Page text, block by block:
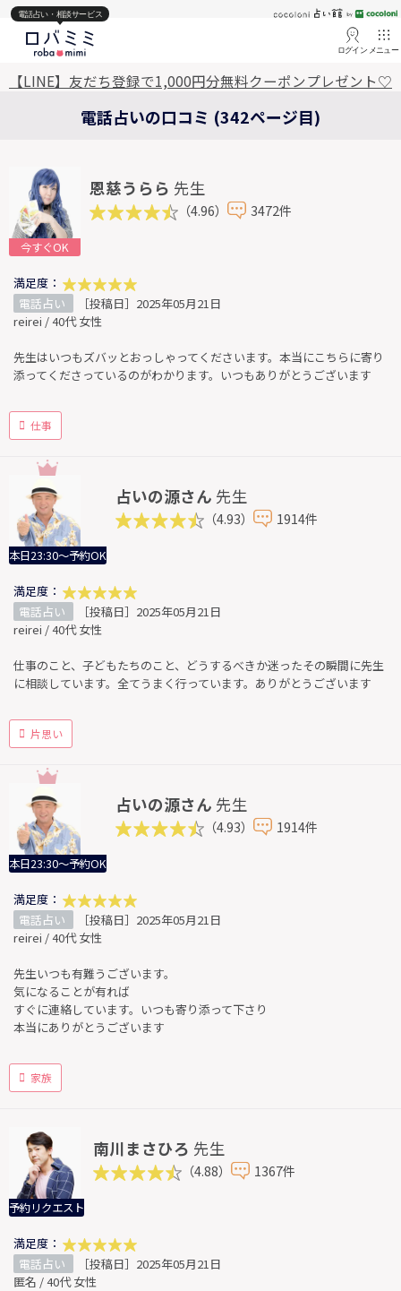
電話占い・相談サービス
ログイン メニュー
【LINE】友だち登録で1,000円分無料クーポンプレゼント♡
電話占いの口コミ (342ページ目)
今すぐOK
恩慈うらら 先生
（4.96） 3472件
満足度：
電話占い
［投稿日］2025年05月21日
reirei / 40代 女性
先生はいつもズバッとおっしゃってくださいます。本当にこちらに寄り
添ってくださっているのがわかります。いつもありがとうございます
仕事
本日23:30～予約OK
占いの源さん 先生
（4.93） 1914件
満足度：
電話占い
［投稿日］2025年05月21日
reirei / 40代 女性
仕事のこと、子どもたちのこと、どうするべきか迷ったその瞬間に先生
に相談しています。全てうまく行っています。ありがとうございます
片思い
本日23:30～予約OK
占いの源さん 先生
（4.93） 1914件
満足度：
電話占い
［投稿日］2025年05月21日
reirei / 40代 女性
先生いつも有難うございます。
気になることが有れば
すぐに連絡しています。いつも寄り添って下さり
本当にありがとうございます
家族
予約リクエスト
南川まさひろ 先生
（4.88） 1367件
満足度：
電話占い
［投稿日］2025年05月21日
匿名 / 40代 女性